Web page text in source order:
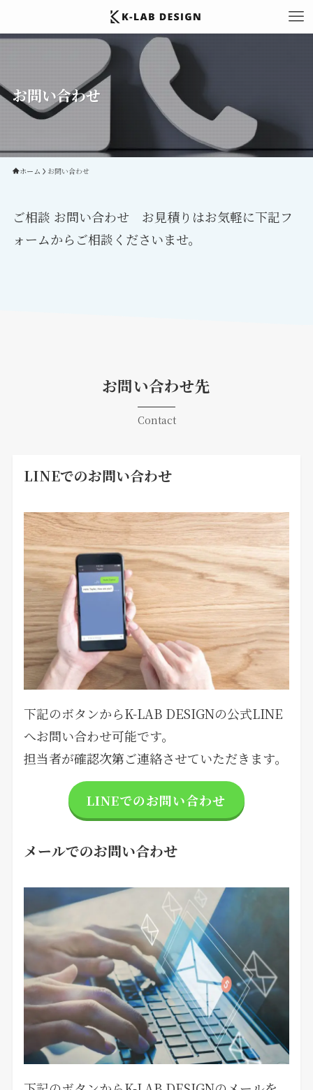
お問い合わせ
ホーム お問い合わせ
ご相談 お問い合わせ お見積りはお気軽に下記フ
ォームからご相談くださいませ。
お問い合わせ先
Contact
LINEでのお問い合わせ
下記のボタンからK-LAB DESIGNの公式LINE
へお問い合わせ可能です。
担当者が確認次第ご連絡させていただきます。
LINEでのお問い合わせ
メールでのお問い合わせ